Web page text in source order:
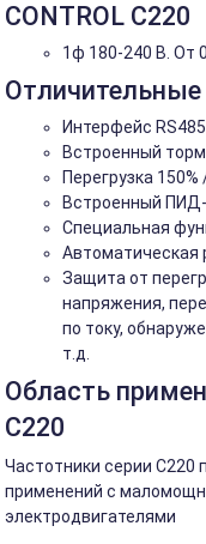
CONTROL C220
1ф 180-240 В. От
Отличительные
Интерфейс
Встроенный
Перегрузка 150%
Встроенный
Специальная
Автоматическая
Защита от
напряжения,
по току,
т.д.
Область
C220
Частотники серии
применений с
электродвигателями